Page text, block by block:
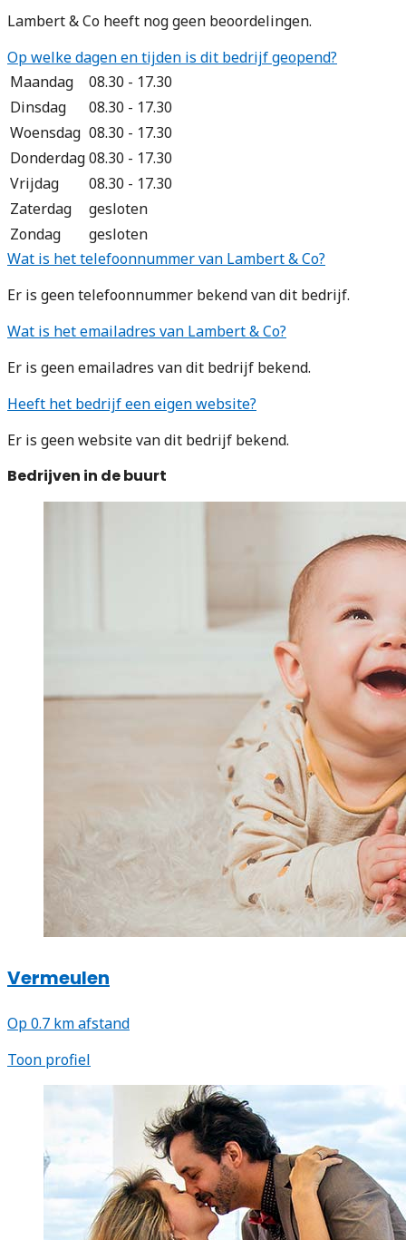
Lambert & Co heeft nog geen beoordelingen.
Op welke dagen en tijden is dit bedrijf geopend?
Maandag
08.30 - 17.30
Dinsdag
08.30 - 17.30
Woensdag 08.30 - 17.30
Donderdag08.30 - 17.30
Vrijdag
08.30 - 17.30
Zaterdag
gesloten
Zondag
gesloten
Wat is het telefoonnummer van Lambert & Co?
Er is geen telefoonnummer bekend van dit bedrijf.
Wat is het emailadres van Lambert & Co?
Er is geen emailadres van dit bedrijf bekend.
Heeft het bedrijf een eigen website?
Er is geen website van dit bedrijf bekend.
Bedrijven in de buurt
Vermeulen
Op 0.7 km afstand
Toon profiel